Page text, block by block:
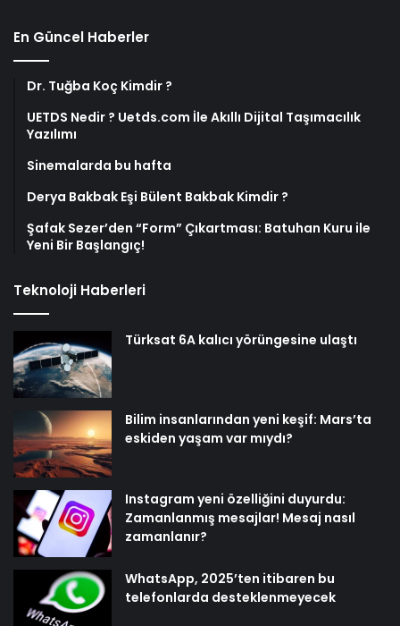
En Güncel Haberler
Dr. Tuğba Koç Kimdir ?
UETDS Nedir ? Uetds.com İle Akıllı Dijital Taşımacılık
Yazılımı
Sinemalarda bu hafta
Derya Bakbak Eşi Bülent Bakbak Kimdir ?
Şafak Sezer’den “Form” Çıkartması: Batuhan Kuru ile
Yeni Bir Başlangıç!
Teknoloji Haberleri
Türksat 6A kalıcı yörüngesine ulaştı
Bilim insanlarından yeni keşif: Mars’ta
eskiden yaşam var mıydı?
Instagram yeni özelliğini duyurdu:
Zamanlanmış mesajlar! Mesaj nasıl
zamanlanır?
WhatsApp, 2025’ten itibaren bu
telefonlarda desteklenmeyecek